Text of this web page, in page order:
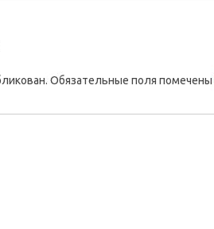
Обязательные поля помечены